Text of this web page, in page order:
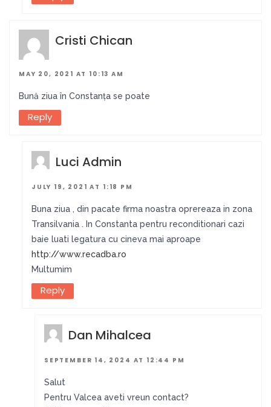
Cristi Chican
MAY 20, 2021 AT 10:13 AM
Bună ziua în Constanța se poate
Reply
Luci Admin
JULY 19, 2021 AT 1:18 PM
Buna ziua , din pacate firma noastra oprereaza in zona
Transilvania . In Constanta pentru reconditionari cazi
baie luati legatura cu cineva mai aproape
http://www.recadba.ro
Multumim
Reply
Dan Mihalcea
SEPTEMBER 14, 2024 AT 12:44 PM
Salut
Pentru Valcea aveti vreun contact?